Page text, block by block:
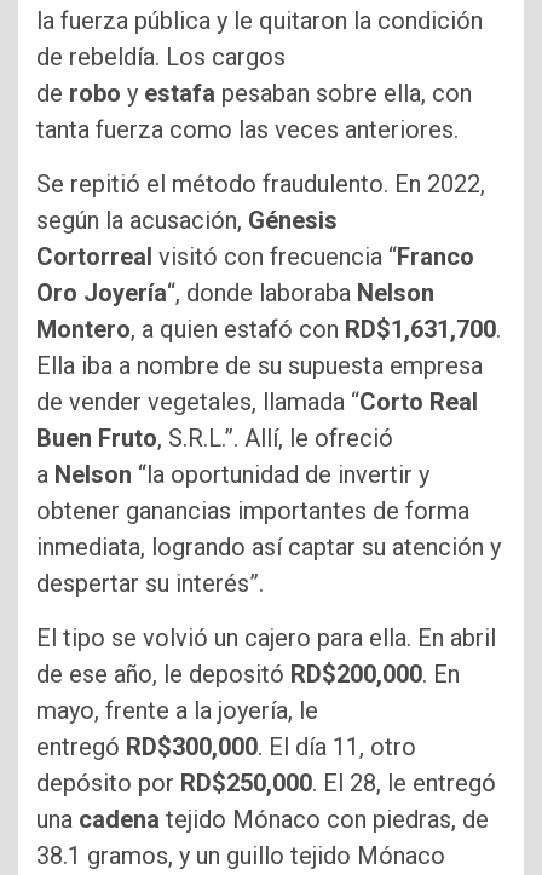
la fuerza pública y le quitaron la condición
de rebeldía. Los cargos
de robo y estafa pesaban sobre ella, con
tanta fuerza como las veces anteriores.
Se repitió el método fraudulento. En 2022,
según la acusación, Génesis
Cortorreal visitó con frecuencia “Franco
Oro Joyería“, donde laboraba Nelson
Montero, a quien estafó con RD$1,631,700.
Ella iba a nombre de su supuesta empresa
de vender vegetales, llamada “Corto Real
Buen Fruto, S.R.L.”. Allí, le ofreció
a Nelson “la oportunidad de invertir y
obtener ganancias importantes de forma
inmediata, logrando así captar su atención y
despertar su interés”.
El tipo se volvió un cajero para ella. En abril
de ese año, le depositó RD$200,000. En
mayo, frente a la joyería, le
entregó RD$300,000. El día 11, otro
depósito por RD$250,000. El 28, le entregó
una cadena tejido Mónaco con piedras, de
38.1 gramos, y un guillo tejido Mónaco